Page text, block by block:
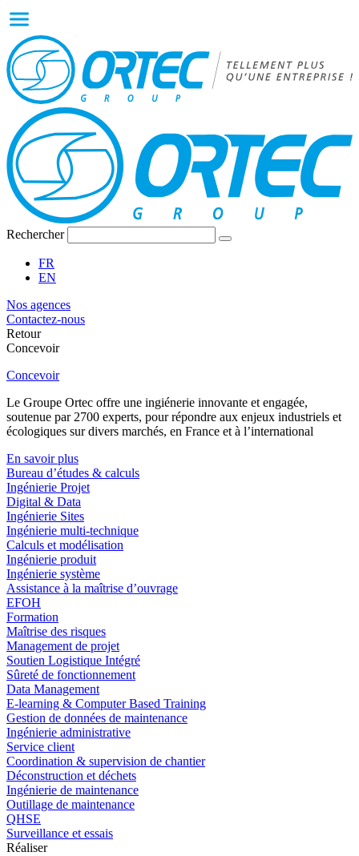
Rechercher
FR
EN
Nos agences
Contactez-nous
Retour
Concevoir
Concevoir
Le Groupe Ortec offre une ingiénerie innovante et engagée,
soutenue par 2700 experts, pour répondre aux enjeux industriels et
écologiques sur divers marchés, en France et à l’international
En savoir plus
Bureau d’études & calculs
Ingénierie Projet
Digital & Data
Ingénierie Sites
Ingénierie multi-technique
Calculs et modélisation
Ingénierie produit
Ingénierie système
Assistance à la maîtrise d’ouvrage
EFOH
Formation
Maîtrise des risques
Management de projet
Soutien Logistique Intégré
Sûreté de fonctionnement
Data Management
E-learning & Computer Based Training
Gestion de données de maintenance
Ingénierie administrative
Service client
Coordination & supervision de chantier
Déconstruction et déchets
Ingénierie de maintenance
Outillage de maintenance
QHSE
Surveillance et essais
Réaliser